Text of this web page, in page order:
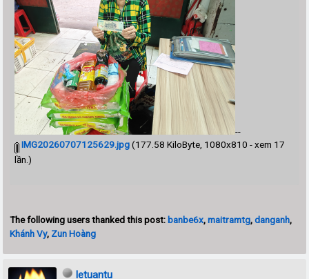
--
IMG20260707125629.jpg(177.58 KiloByte, 1080x810 - xem 17
lần.)
The following users thanked this post: banbe6x,maitramtg,danganh,
Khánh Vy, Zun Hoàng
letuantu